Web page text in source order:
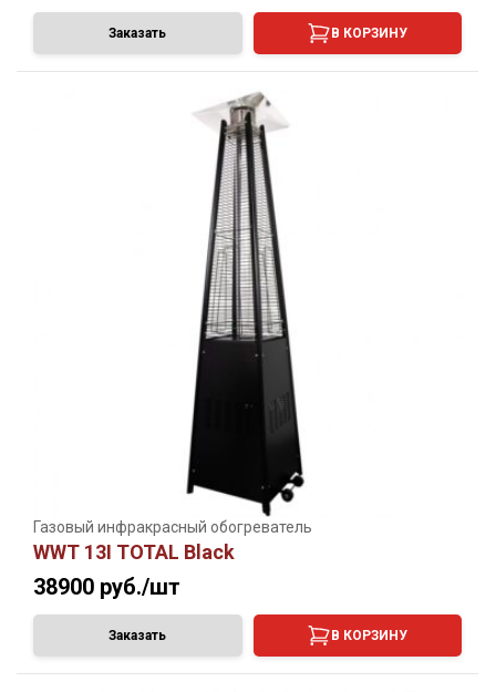
Заказать В КОРЗИНУ
Газовый инфракрасный обогреватель
WWT 13I TOTAL Black
38900 руб./шт
Заказать В КОРЗИНУ